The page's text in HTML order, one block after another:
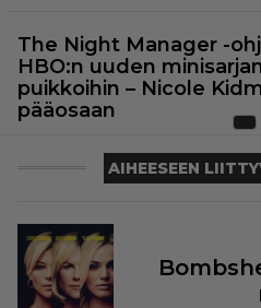
The Night Manager -
HBO:n uuden
puikkoihin – Nicole
pääosaan
AIHEESEEN